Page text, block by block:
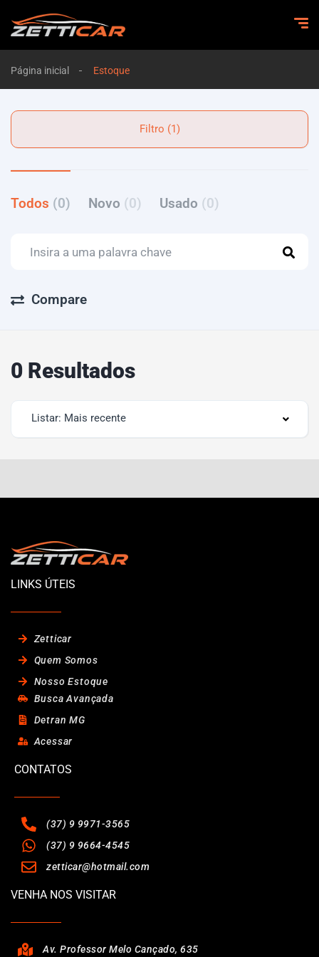
Página inicial Estoque
Filtro (1)
Todos (0) Novo (0) Usado (0)
Compare
0 Resultados
Listar: Mais recente
LINKS ÚTEIS
Zetticar
Quem Somos
Nosso Estoque
Busca Avançada
Detran MG
Acessar
CONTATOS
(37) 9 9971-3565
(37) 9 9664-4545
zetticar@hotmail.com
VENHA NOS VISITAR
Av. Professor Melo Cançado, 635